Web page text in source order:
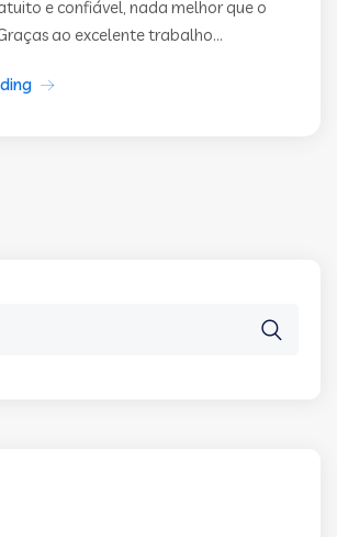
e confiável, nada melhor que o
ao excelente trabalho...